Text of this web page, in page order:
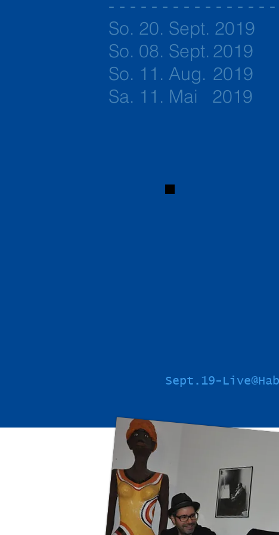
- - - - - - - - - - - - - - -
So. 20. Sept. 2019
So. 08. Sept. 2019
So. 11. Aug. 2019
Sa. 11. Mai
Sept.19-